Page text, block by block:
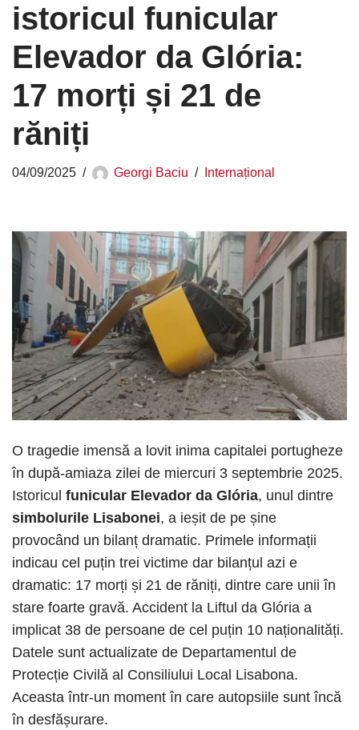
istoricul funicular
Elevador da Glória:
17 morți și 21 de
răniți
04/09/2025 Georgi Baciu Internațional
O tragedie imensă a lovit inima capitalei portugheze
în după-amiaza zilei de miercuri 3 septembrie 2025.
Istoricul funicular Elevador da Glória, unul dintre
simbolurile Lisabonei, a ieșit de pe șine
provocând un bilanț dramatic. Primele informații
indicau cel puțin trei victime dar bilanțul azi e
dramatic: 17 morți și 21 de răniți, dintre care unii în
stare foarte gravă. Accident la Liftul da Glória a
implicat 38 de persoane de cel puțin 10 naționalități.
Datele sunt actualizate de Departamentul de
Protecție Civilă al Consiliului Local Lisabona.
Aceasta într-un moment în care autopsiile sunt încă
în desfășurare.